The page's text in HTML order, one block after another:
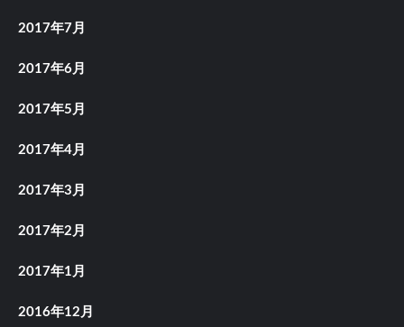
2017年7月
2017年6月
2017年5月
2017年4月
2017年3月
2017年2月
2017年1月
2016年12月